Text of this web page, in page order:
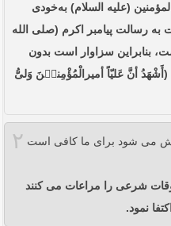
(علیه السلام) به‌خودی‌
رسالت پیامبر اکرم (صلی الله
بنابراین سزاوار است بدون
أنَّ عَلیّاً أمیرالْمُؤْمِنیٖنَ وَلیُّ
۲ می شود برای ما کافی است
شرعی را مراعات می کنند
نمود.